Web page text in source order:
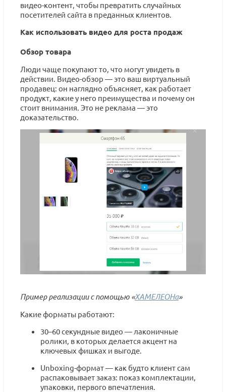
видео-контент, чтобы превратить случайных
посетителей сайта в преданных клиентов.
Как использовать видео для роста продаж
Обзор товара
Люди чаще покупают то, что могут увидеть в
действии. Видео-обзор — это ваш виртуальный
продавец: он наглядно объясняет, как работает
продукт, какие у него преимущества и почему он
стоит внимания. Это не реклама — это
доказательство.
Пример реализации с помощью «ХАМЕЛЕОНа»
Какие форматы работают:
30–60 секундные видео — лаконичные
ролики, в которых делается акцент на
ключевых фишках и выгоде.
Unboxing-формат — как будто клиент сам
распаковывает заказ: показ комплектации,
упаковки, первого впечатления.